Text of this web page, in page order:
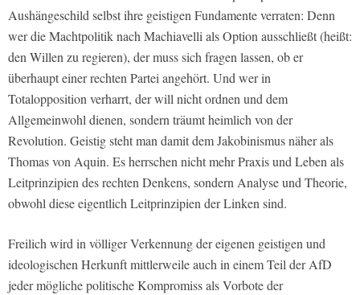
Aushängeschild selbst ihre geistigen Fundamente verraten: Denn
wer die Machtpolitik nach Machiavelli als Option ausschließt (heißt:
den Willen zu regieren), der muss sich fragen lassen, ob er
überhaupt einer rechten Partei angehört. Und wer in
Totalopposition verharrt, der will nicht ordnen und dem
Allgemeinwohl dienen, sondern träumt heimlich von der
Revolution. Geistig steht man damit dem Jakobinismus näher als
Thomas von Aquin. Es herrschen nicht mehr Praxis und Leben als
Leitprinzipien des rechten Denkens, sondern Analyse und Theorie,
obwohl diese eigentlich Leitprinzipien der Linken sind.
Freilich wird in völliger Verkennung der eigenen geistigen und
ideologischen Herkunft mittlerweile auch in einem Teil der AfD
jeder mögliche politische Kompromiss als Vorbote der